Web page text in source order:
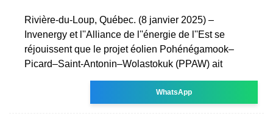
Rivière-du-Loup, Québec. (8 janvier 2025) –
Invenergy et l''Alliance de l''énergie de l''Est se
réjouissent que le projet éolien Pohénégamook–
Picard–Saint-Antonin–Wolastokuk (PPAW) ait
WhatsApp